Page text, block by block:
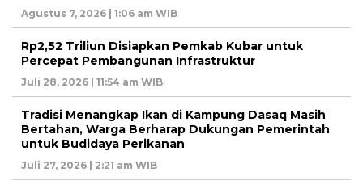
Agustus 7, 2026 | 1:06 am WIB
Rp2,52 Triliun Disiapkan Pemkab Kubar untuk
Percepat Pembangunan Infrastruktur
Juli 28, 2026 | 11:54 am WIB
Tradisi Menangkap Ikan di Kampung Dasaq Masih
Bertahan, Warga Berharap Dukungan Pemerintah
untuk Budidaya Perikanan
Juli 27, 2026 | 2:21 am WIB